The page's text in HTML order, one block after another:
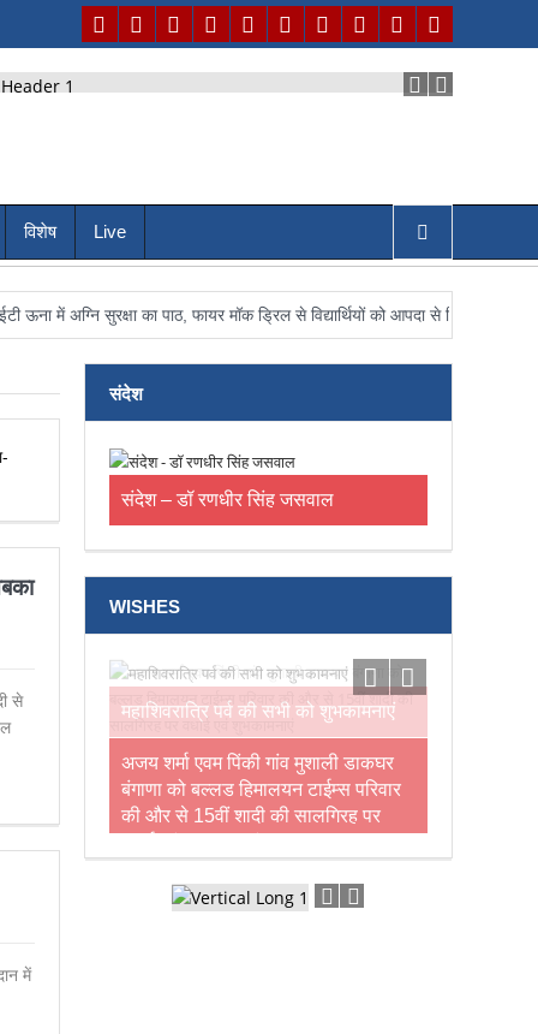
विशेष Live
का पाठ, फायर मॉक ड्रिल से विद्यार्थियों को आपदा से निपटने का मिला व्यावहारिक
से
में
संदेश
संदेश – डॉ रणधीर सिंह जसवाल
WISHES
अजय शर्मा एवम पिंकी गांव मुशाली डाकघर
बंगाणा को बल्लड हिमालयन टाईम्स परिवार
की और से 15वीं शादी की सालगिरह पर